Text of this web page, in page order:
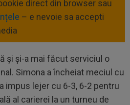
direct din browser sau
– e nevoie sa accepti
şi şi-a mai făcut serviciul o
Simona a încheiat meciul cu
impus lejer cu 6-3, 6-2 pentru
al carierei la un turneu de